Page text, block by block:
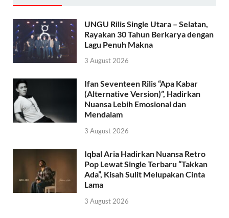
UNGU Rilis Single Utara – Selatan,
Rayakan 30 Tahun Berkarya dengan
Lagu Penuh Makna
3 August 2026
Ifan Seventeen Rilis “Apa Kabar
(Alternative Version)”, Hadirkan
Nuansa Lebih Emosional dan
Mendalam
3 August 2026
Iqbal Aria Hadirkan Nuansa Retro
Pop Lewat Single Terbaru “Takkan
Ada”, Kisah Sulit Melupakan Cinta
Lama
3 August 2026